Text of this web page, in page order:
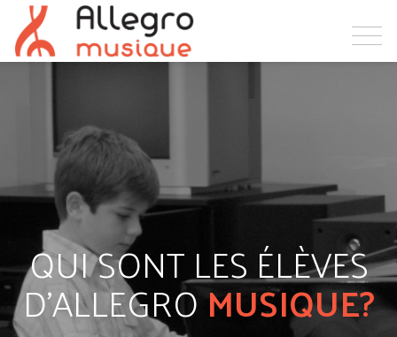
QUI SONT LES ÉLÈVES
D'ALLEGROMUSIQUE?